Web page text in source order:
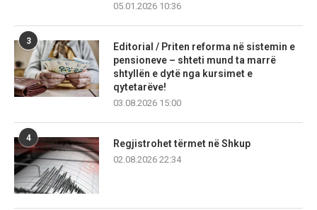
05.01.2026 10:36
3
Editorial / Priten reforma në sistemin e
pensioneve – shteti mund ta marrë
shtyllën e dytë nga kursimet e
qytetarëve!
03.08.2026 15:00
4
Regjistrohet tërmet në Shkup
02.08.2026 22:34